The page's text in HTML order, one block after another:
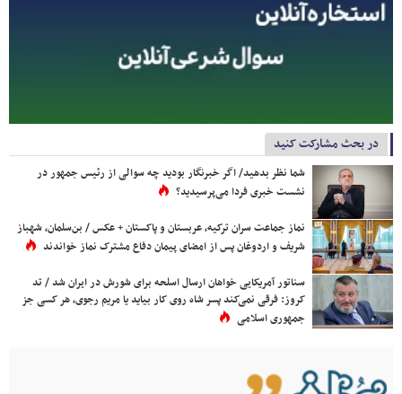
در بحث مشارکت کنید
شما نظر بدهید/ اگر خبرنگار بودید چه سوالی از رئیس جمهور در
نشست خبری فردا می‌پرسیدید؟
نماز جماعت سران ترکیه، عربستان و پاکستان + عکس / بن‌سلمان، شهباز
شریف و اردوغان پس از امضای پیمان دفاع مشترک نماز خواندند
سناتور آمریکایی خواهان ارسال اسلحه برای شورش در ایران شد / تد
کروز: فرقی نمی‌کند پسر شاه روی کار بیاید یا مریم رجوی، هر کسی جز
جمهوری اسلامی